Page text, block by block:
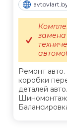
Ремонт
коробки
деталей